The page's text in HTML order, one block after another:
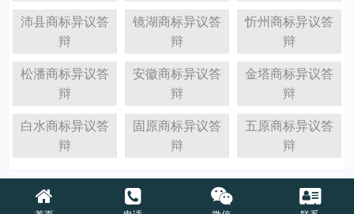
沛县商标异议答
辩
镜湖商标异议答
辩
忻州商标异议答
辩
松潘商标异议答
辩
安徽商标异议答
辩
金塔商标异议答
辩
白水商标异议答
辩
固原商标异议答
辩
五原商标异议答
辩